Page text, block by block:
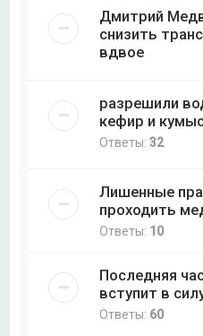
Дмитрий
снизить
вдвое
разрешили
кефир и
Ответы:32
Лишенные
проходить
Ответы: 10
Последняя
вступит в
Ответы: 60